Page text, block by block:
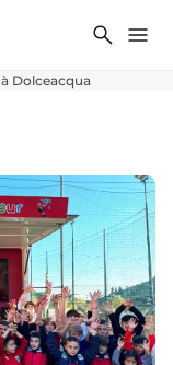
Dolceacqua